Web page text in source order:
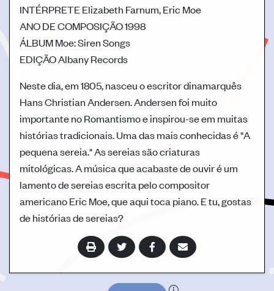
INTÉRPRETE Elizabeth Farnum, Eric Moe
ANO DE COMPOSIÇÃO1998
ÁLBUMMoe: Siren Songs
EDIÇÃOAlbany Records
Neste dia, em 1805, nasceu o escritor dinamarquês
Hans Christian Andersen. Andersen foi muito
importante no Romantismo e inspirou-se em muitas
histórias tradicionais. Uma das mais conhecidas é "A
pequena sereia." As sereias são criaturas
mitológicas. A música que acabaste de ouvir é um
lamento de sereias escrita pelo compositor
americano Eric Moe, que aqui toca piano. E tu, gostas
de histórias de sereias?